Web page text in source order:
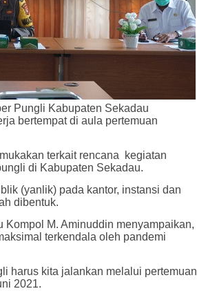
Pungli Kabupaten Sekadau
bertempat di aula pertemuan
terkait rencana kegiatan
di Kabupaten Sekadau.
(yanlik) pada kantor, instansi dan
dibentuk.
Kompol M. Aminuddin menyampaikan,
terkendala oleh pandemi
harus kita jalankan melalui pertemuan
2021.